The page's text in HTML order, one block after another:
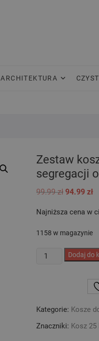
ARCHITEKTURA
Zestaw
segregacji
99.99zł Pierwotna
99.99 zł.
94.99 zł
Najniższa cena w
1158 w magazynie
ilość
segregacji
odpadów
Dodaj do
Kategorie: Kosze
Znaczniki: Kosz